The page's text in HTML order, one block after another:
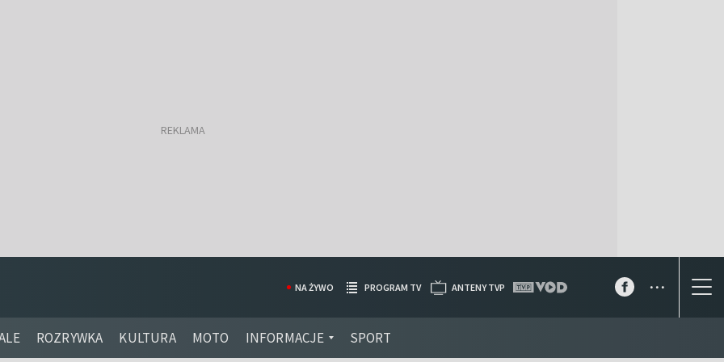
ROZRYWKA KULTURA MOTO INFORMACJE SPORT
NA ŻYWO PROGRAM TV ANTENY TVP ...